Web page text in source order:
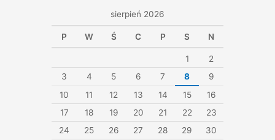
sierpień 2026
P W Ś C P S N
1
2
3
4 5 6 7 8
9
10
11 12 13 14 15
16
17
18 19 20 21 22
23
24
25 26 27 28 29
30